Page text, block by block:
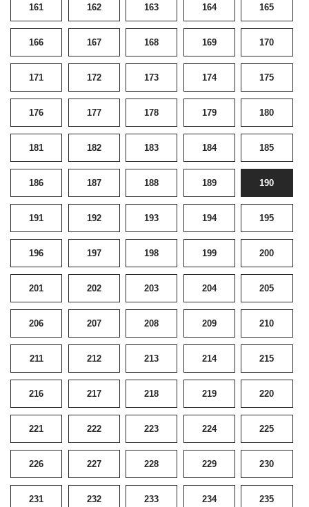
161 162 163 164 165
166 167 168 169 170
171 172 173 174 175
176 177 178 179 180
181 182 183 184 185
186 187 188 189 190
191 192 193 194 195
196 197 198 199 200
201 202 203 204 205
206 207 208 209 210
211 212 213 214 215
216 217 218 219 220
221 222 223 224 225
226 227 228 229 230
231 232 233 234 235